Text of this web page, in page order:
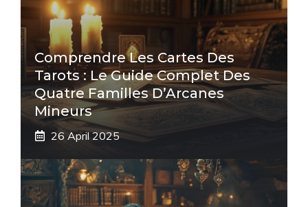
Comprendre Les Cartes Des
Tarots : Le Guide Complet Des
Quatre Familles D’Arcanes
Mineurs
26 April 2025